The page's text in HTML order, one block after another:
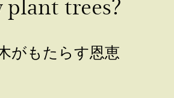
がもたらす恩恵